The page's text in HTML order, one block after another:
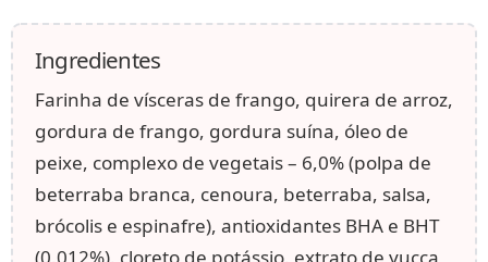
Ingredientes
Farinha de vísceras de frango, quirera de arroz,
gordura de frango, gordura suína, óleo de
peixe, complexo de vegetais – 6,0% (polpa de
beterraba branca, cenoura, beterraba, salsa,
brócolis e espinafre), antioxidantes BHA e BHT
(0,012%), cloreto de potássio, extrato de yucca